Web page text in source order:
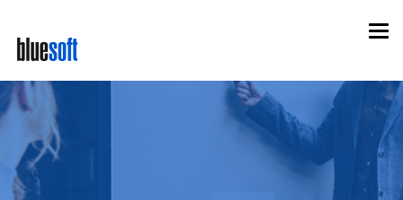
main
content